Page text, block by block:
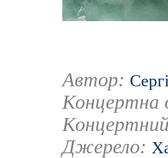
Автор:
Концертна
Джерело: